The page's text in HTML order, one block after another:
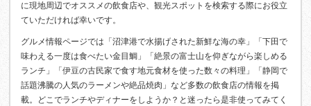
に現地周辺でオススメの飲食店や、観光スポットを検索する際にお役立
ていただければ幸いです。
グルメ情報ページでは「沼津港で水揚げされた新鮮な海の幸」「下田で
味わえる一度は食べたい金目鯛」「絶景の富士山を仰ぎながら楽しめる
ランチ」「伊豆の古民家で食す地元食材を使った数々の料理」「静岡で
話題沸騰の人気のラーメンや絶品焼肉」など多数の飲食店の情報を掲
載。どこでランチやディナーをしようか？と迷ったら是非使ってみてく